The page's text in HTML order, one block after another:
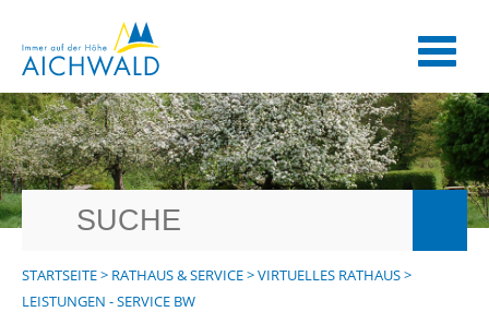
STARTSEITE> RATHAUS & SERVICE>VIRTUELLES RATHAUS>
LEISTUNGEN - SERVICE BW